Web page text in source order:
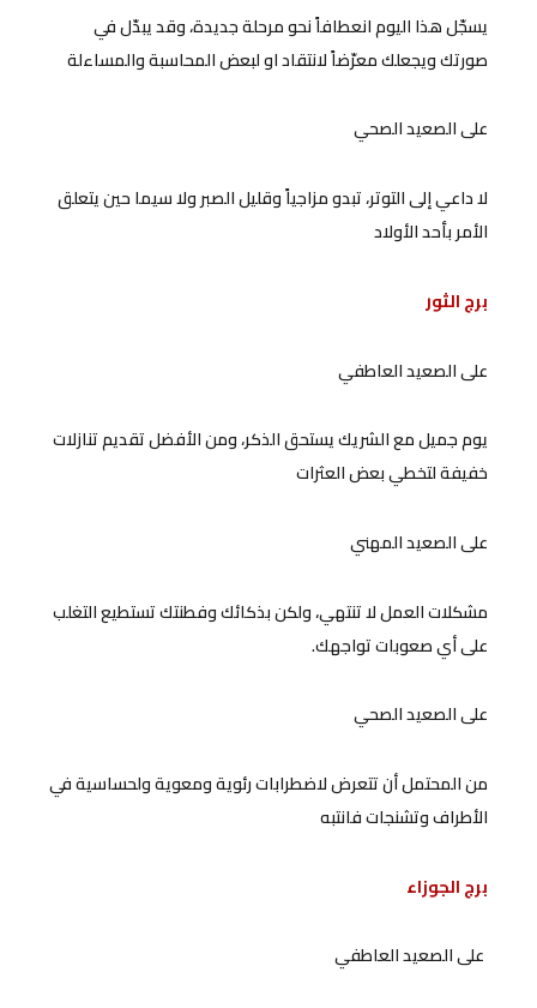
يسجّل هذا اليوم انعطافاً نحو مرحلة جديدة، وقد يبدّل في
صورتك ويجعلك معرّضاً لانتقاد او لبعض المحاسبة والمساءلة
على الصعيد الصحي
لا داعي إلى التوتر، تبدو مزاجياً وقليل الصبر ولا سيما حين يتعلق
الأمر بأحد الأولاد
برج الثور
على الصعيد العاطفي
يوم جميل مع الشريك يستحق الذكر، ومن الأفضل تقديم تنازلات
خفيفة لتخطي بعض العثرات
على الصعيد المهني
مشكلات العمل لا تنتهي، ولكن بذكائك وفطنتك تستطيع التغلب
على أي صعوبات تواجهك.
على الصعيد الصحي
من المحتمل أن تتعرض لاضطرابات رئوية ومعوية ولحساسية في
الأطراف وتشنجات فانتبه
برج الجوزاء
على الصعيد العاطفي